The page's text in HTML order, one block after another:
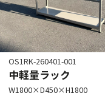
OS1RK-260401-001
中軽量ラック
W1800×D450×H1800